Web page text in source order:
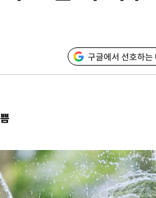
두차
개시
망
구글에서 선호하는